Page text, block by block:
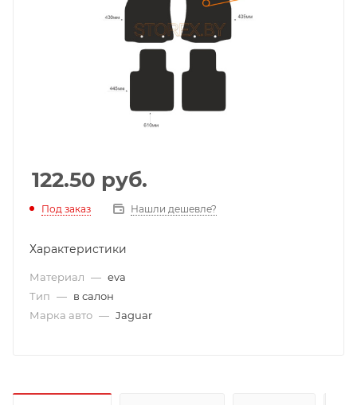
122.50 руб.
Под заказ Нашли дешевле?
Характеристики
Материал — eva
Тип — в салон
Марка авто — Jaguar